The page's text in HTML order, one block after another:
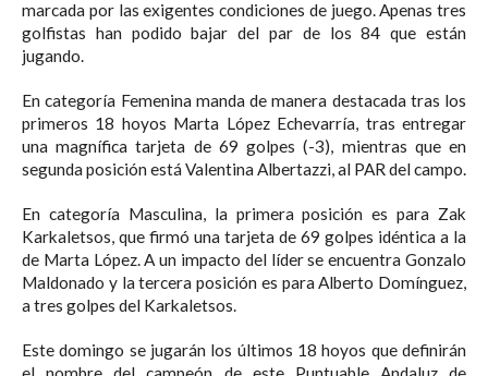
marcada por las exigentes condiciones de juego. Apenas tres
golfistas han podido bajar del par de los 84 que están
jugando.
En categoría Femenina manda de manera destacada tras los
primeros 18 hoyos Marta López Echevarría, tras entregar
una magnífica tarjeta de 69 golpes (-3), mientras que en
segunda posición está Valentina Albertazzi, al PAR del campo.
En categoría Masculina, la primera posición es para Zak
Karkaletsos, que firmó una tarjeta de 69 golpes idéntica a la
de Marta López. A un impacto del líder se encuentra Gonzalo
Maldonado y la tercera posición es para Alberto Domínguez,
a tres golpes del Karkaletsos.
Este domingo se jugarán los últimos 18 hoyos que definirán